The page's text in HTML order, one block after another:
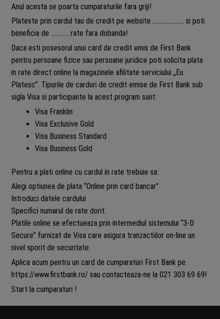
Anul acesta se poarta cumparaturile fara griji!
Plateste prin cardul tau de credit pe website ………………… si poti
beneficia de ………… rate fara dobanda!
Daca esti posesorul unui card de credit emis de First Bank
pentru persoane fizice sau persoane juridice poti solicita plata
in rate direct online la magazinele afilitate serviciului „Eu
Platesc”. Tipurile de carduri de credit emise de First Bank sub
sigla Visa si participante la acest program sunt:
Visa Franklin
Visa Exclusive Gold
Visa Business Standard
Visa Business Gold
Pentru a plati online cu cardul in rate trebuie sa:
Alegi optiunea de plata “Online prin card bancar”
Introduci datele cardului
Specifici numarul de rate dorit.
Platile online se efectueaza prin intermediul sistemului “3-D
Secure” furnizat de Visa care asigura tranzactiilor on-line un
nivel sporit de securitate.
Aplica acum pentru un card de cumparaturi First Bank pe
https://www.firstbank.ro/ sau contacteaza-ne la 021 303 69 69!
Start la cumparaturi !